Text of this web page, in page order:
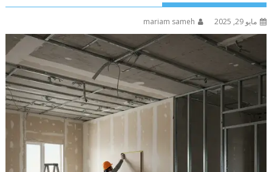
مايو 29, 2025 mariam sameh